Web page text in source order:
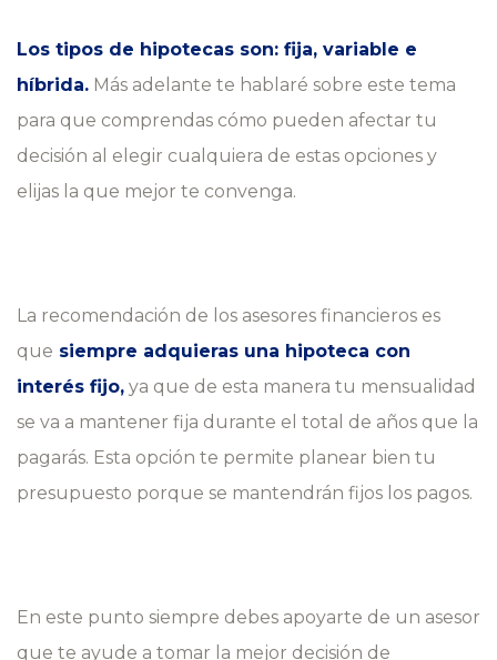
Los tipos de hipotecas son: fija, variable e
híbrida. Más adelante te hablaré sobre este tema
para que comprendas cómo pueden afectar tu
decisión al elegir cualquiera de estas opciones y
elijas la que mejor te convenga.
La recomendación de los asesores financieros es
que siempre adquieras una hipoteca con
interés fijo, ya que de esta manera tu mensualidad
se va a mantener fija durante el total de años que la
pagarás. Esta opción te permite planear bien tu
presupuesto porque se mantendrán fijos los pagos.
En este punto siempre debes apoyarte de un asesor
que te ayude a tomar la mejor decisión de